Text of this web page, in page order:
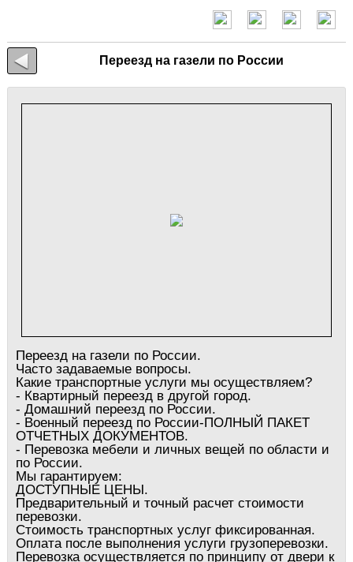
Переезд на газели по России
Переезд на газели по России.
Часто задаваемые вопросы.
Какие транспортные услуги мы осуществляем?
- Квартирный переезд в другой город.
- Домашний переезд по России.
- Военный переезд по России-ПОЛНЫЙ ПАКЕТ
ОТЧЕТНЫХ ДОКУМЕНТОВ.
- Перевозка мебели и личных вещей по области и
по России.
Мы гарантируем:
ДОСТУПНЫЕ ЦЕНЫ.
Предварительный и точный расчет стоимости
перевозки.
Стоимость транспортных услуг фиксированная.
Оплата после выполнения услуги грузоперевозки.
Перевозка осуществляется по принципу от двери к